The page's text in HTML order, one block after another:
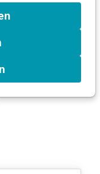
defecten,
...
Hoe bereid je
do's-and-
ga je om